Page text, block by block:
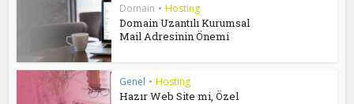
Domain • Hosting
Domain Uzantılı Kurumsal
Mail Adresinin Önemi
Genel • Hosting
Hazır Web Site mi, Özel